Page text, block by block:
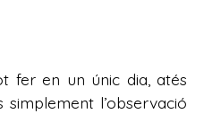
fer en un únic dia, atés
l’observació